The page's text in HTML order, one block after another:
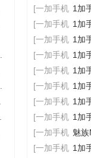
[一加手机 1加
[一加手机 1加
[一加手机 1加
[一加手机 1加
[一加手机 1加
[一加手机 1加
[一加手机 1加
[一加手机 1加
[一加手机 魅族
[一加手机 1加